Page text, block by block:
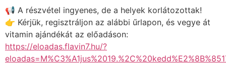
📢 A részvétel ingyenes, de a helyek korlátozottak!
👉 Kérjük, regisztráljon az alábbi űrlapon, és vegye át
vitamin ajándékát az előadáson:
https://eloadas.flavin7.hu/?